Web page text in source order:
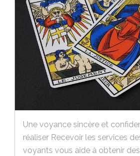
Une voyance sincère et
réaliser Recevoir les services
voyants vous aide à obtenir